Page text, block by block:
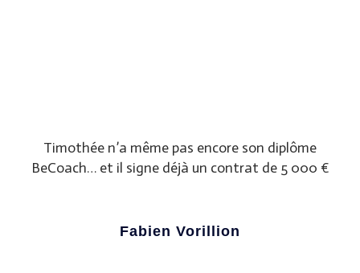
Timothée n’a même pas encore son diplôme
BeCoach… et il signe déjà un contrat de 5 000 €
Fabien Vorillion